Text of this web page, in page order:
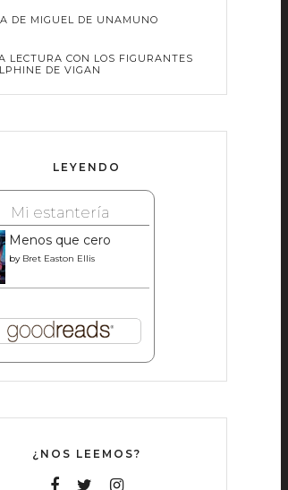
DE MIGUEL DE UNAMUNO
LECTURA CON LOS FIGURANTES
DE VIGAN
LEYENDO
Mi estantería
Menos que cero
by Bret Easton Ellis
¿NOS LEEMOS?